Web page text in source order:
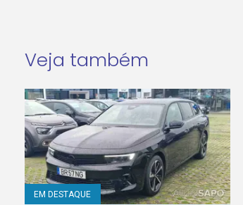
Veja também
EM DESTAQUE